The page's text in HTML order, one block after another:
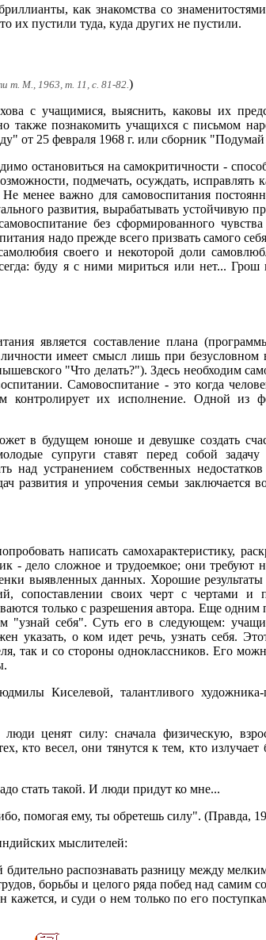
как знакомства со
их пустили туда, куда других не пустили.
т. М., 1963, т. 11, с. 81-82.)
с учащимися, выяснить, каковы их
также познакомить учащихся с письмом
от 25 февраля 1968 г. или сборник
остановиться на самокритичности -
подмечать, осуждать,
менее важно для самовоспитания
развития, вырабатывать устойчивую
без сформированного чувства
надо прежде всего призвать самого
своего и некоторой доли
буду я с ними мириться или нет...
является составление плана
имеет смысл лишь при
"Что делать?"). Здесь необходим
Самовоспитание - это когда
контролирует их исполнение. Одной из
в будущем юноше и девушке создать
супруги ставят перед собой задачу
над устранением собственных
развития и упрочения семьи заключается
написать самохарактеристику,
- дело сложное и трудоемкое; они требуют
выявленных данных. Хорошие
сопоставлении своих черт с чертами и
только с разрешения автора. Еще
"узнай себя". Суть его в следующем:
указать, о ком идет речь, узнать себя.
так и со стороны одноклассников. Его
Киселевой, талантливого художника-
ценят силу: сначала физическую,
кто весел, они тянутся к тем, кто излучает
стать такой. И люди придут ко мне...
помогая ему, ты обретешь силу". (Правда,
мыслителей:
распознавать разницу между
борьбы и целого ряда побед над самим
и суди о нем только по его